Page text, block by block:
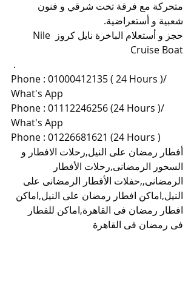
متحركة مع فرقة تخت شرقي و فنون
شعبية و أستعراضية.
حجز و أستعلام الباخرة نايل كروز Nile
Cruise Boat
.
Phone : 01000412135 ( 24 Hours )/
What's App
Phone : 01112246256 (24 Hours )/
What's App
Phone : 01226681621 (24 Hours )
أفطار رمضان على النيل,رحلات الافطار و
السحور الرمضانى,رحلات الأفطار
الرمضانى,,حفلات الأفطار الرمضانى على
النيل,اماكن افطار رمضان على النيل,اماكن
افطار رمضان فى القاهرة,اماكن للفطار
فى رمضان فى القاهرة